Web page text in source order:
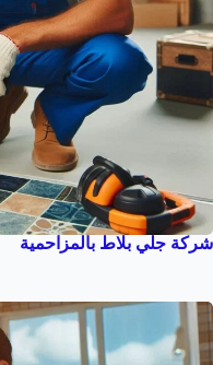
شركة جلي بلاط بالمزاحمية